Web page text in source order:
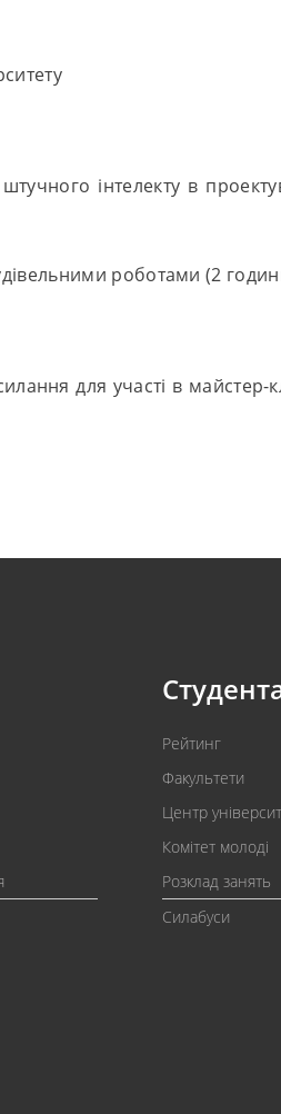
інтелекту в
роботами (2
для участі в майстер-
Рейтинг
Факультети
Центр
Комітет молоді
Розклад занять
Силабуси